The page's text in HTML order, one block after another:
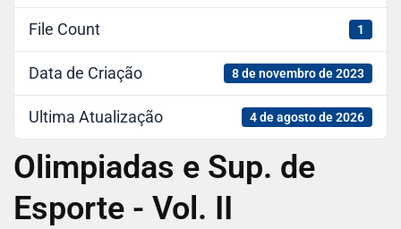
File Count 1
Data de Criação 8 de novembro de 2023
Ultima Atualização 4 de agosto de 2026
Olimpiadas e Sup. de
Esporte - Vol. II